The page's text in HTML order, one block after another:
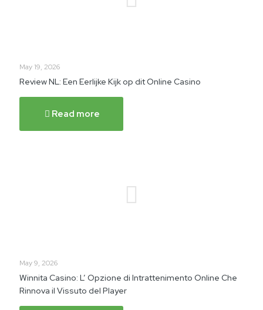
May 19, 2026
Review NL: Een Eerlijke Kijk op dit Online Casino
Read more
May 9, 2026
Winnita Casino: L’ Opzione di Intrattenimento Online Che
Rinnova il Vissuto del Player